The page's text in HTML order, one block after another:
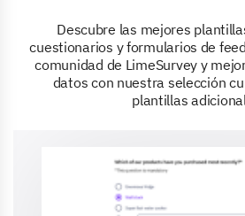
Descubre las mejores
cuestionarios y formularios de
comunidad de LimeSurvey y
datos con nuestra selección
plantillas